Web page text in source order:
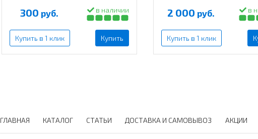
300 руб. в наличии
Купить в 1 клик Купить
2 000 руб. в
Купить в 1 клик
ГЛАВНАЯ КАТАЛОГ СТАТЬИ ДОСТАВКА И САМОВЫВОЗ АКЦИИ